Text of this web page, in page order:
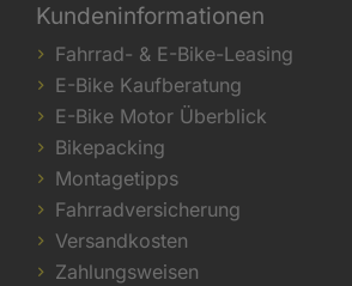
Kundeninformationen
Fahrrad- & E-Bike-Leasing
E-Bike Kaufberatung
E-Bike Motor Überblick
Bikepacking
Montagetipps
Fahrradversicherung
Versandkosten
Zahlungsweisen